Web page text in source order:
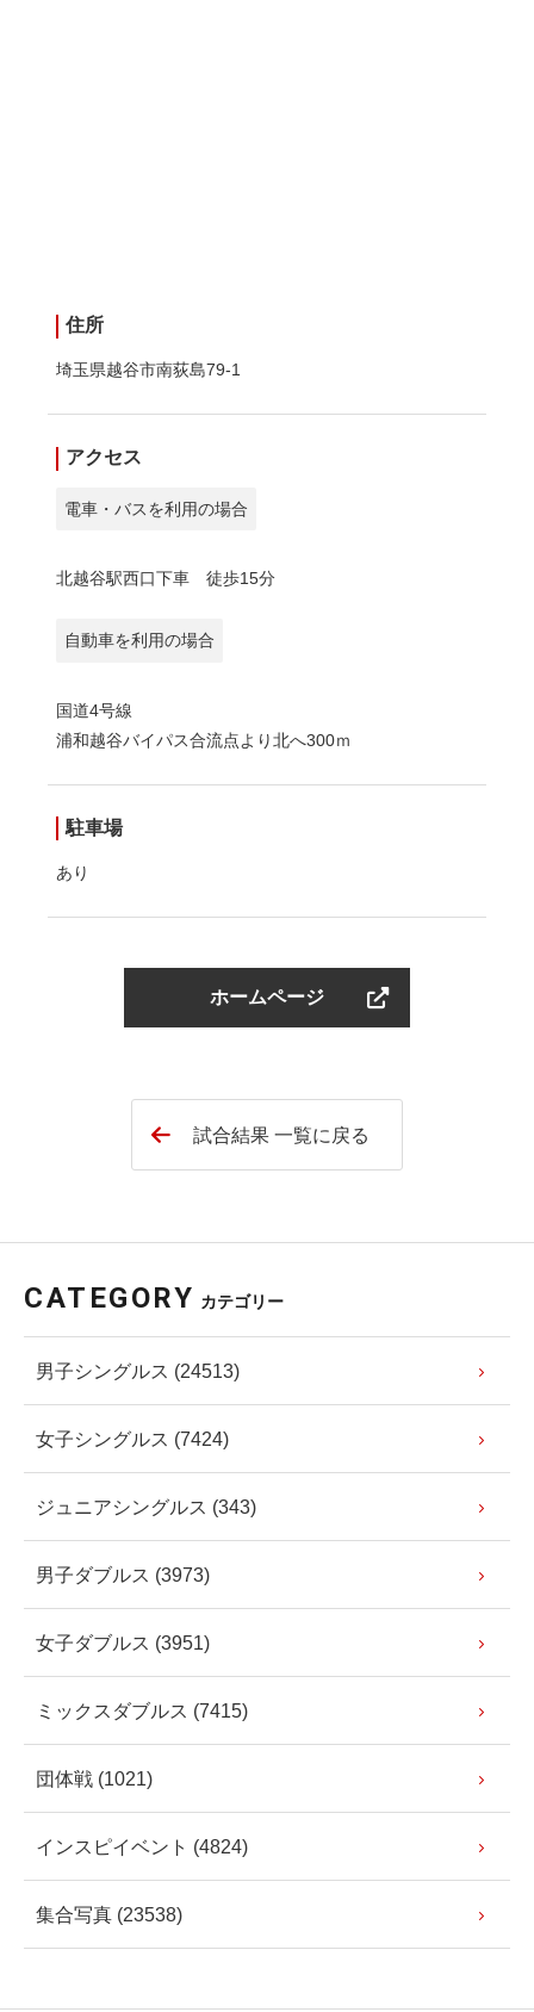
住所
埼玉県越谷市南荻島79-1
アクセス
電車・バスを利用の場合
北越谷駅西口下車 徒歩15分
自動車を利用の場合
国道4号線
浦和越谷バイパス合流点より北へ300ｍ
駐車場
あり
ホームページ
試合結果 一覧に戻る
CATEGORY カテゴリー
男子シングルス (24513)
女子シングルス (7424)
ジュニアシングルス (343)
男子ダブルス (3973)
女子ダブルス (3951)
ミックスダブルス (7415)
団体戦 (1021)
インスピイベント (4824)
集合写真 (23538)